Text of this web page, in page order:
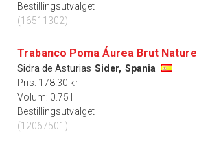
Bestillingsutvalget
(16511302)
Trabanco Poma Áurea Brut Nature
Sidra de Asturias Sider, Spania
Pris: 178.30 kr
Volum: 0.75 l
Bestillingsutvalget
(12067501)